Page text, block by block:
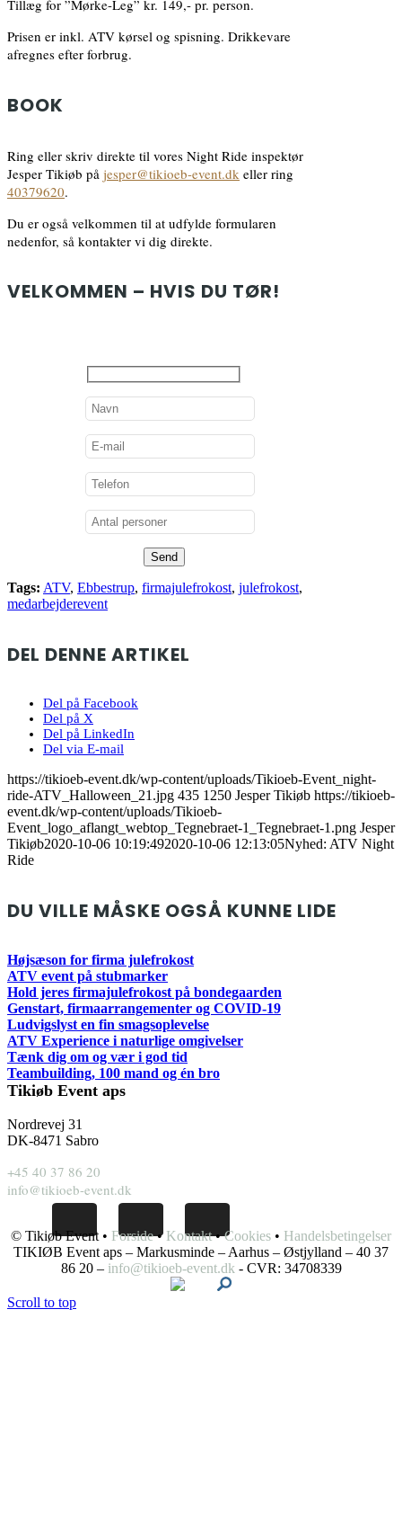
Tillæg for ”Mørke-Leg” kr. 149,- pr. person.
Prisen er inkl. ATV kørsel og spisning. Drikkevare
afregnes efter forbrug.
BOOK
Ring eller skriv direkte til vores Night Ride inspektør
Jesper Tikiøb på jesper@tikioeb-event.dk eller ring
40379620.
Du er også velkommen til at udfylde formularen
nedenfor, så kontakter vi dig direkte.
VELKOMMEN – HVIS DU TØR!
Tags: ATV, Ebbestrup, firmajulefrokost, julefrokost,
medarbejderevent
DEL DENNE ARTIKEL
Del på Facebook
Del på X
Del på LinkedIn
Del via E-mail
https://tikioeb-event.dk/wp-content/uploads/Tikioeb-Event_night-
ride-ATV_Halloween_21.jpg 435 1250 Jesper Tikiøb https://tikioeb-
event.dk/wp-content/uploads/Tikioeb-
Event_logo_aflangt_webtop_Tegnebraet-1_Tegnebraet-1.png Jesper
Tikiøb2020-10-06 10:19:492020-10-06 12:13:05Nyhed: ATV Night
Ride
DU VILLE MÅSKE OGSÅ KUNNE LIDE
Højsæson for firma julefrokost
ATV event på stubmarker
Hold jeres firmajulefrokost på bondegaarden
Genstart, firmaarrangementer og COVID-19
Ludvigslyst en fin smagsoplevelse
ATV Experience i naturlige omgivelser
Tænk dig om og vær i god tid
Teambuilding, 100 mand og én bro
Tikiøb Event aps
Nordrevej 31
DK-8471 Sabro
+45 40 37 86 20
info@tikioeb-event.dk
© Tikiøb Event • Forside• Kontakt•Cookies • Handelsbetingelser
TIKIØB Event aps – Markusminde – Aarhus – Østjylland – 40 37
86 20 – info@tikioeb-event.dk - CVR: 34708339
Scroll to top